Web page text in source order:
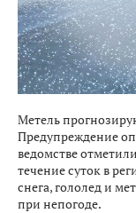
Метель
Предупреждение
ведомстве
течение суток в
снега, гололед и
при непогоде.